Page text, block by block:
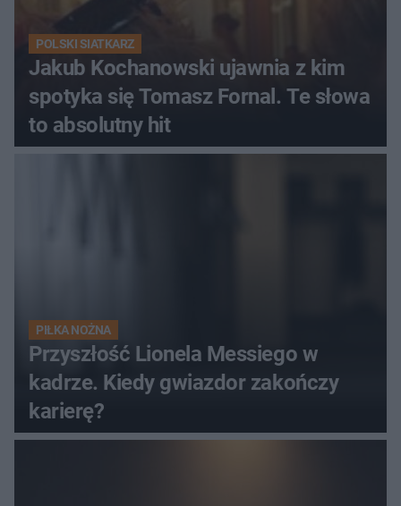
POLSKI SIATKARZ
Jakub Kochanowski ujawnia z kim
spotyka się Tomasz Fornal. Te słowa
to absolutny hit
PIŁKA NOŻNA
Przyszłość Lionela Messiego w
kadrze. Kiedy gwiazdor zakończy
karierę?